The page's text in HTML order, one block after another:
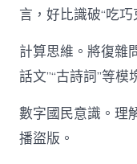
言，好比識破“吃
計算思維。將復雜
話文”“古詩詞”等模
數字國民意識。理
播盜版。